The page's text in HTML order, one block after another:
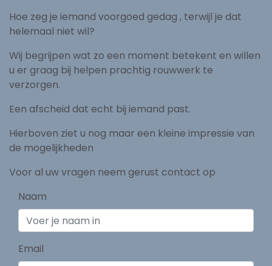
Hoe zeg je iemand voorgoed gedag , terwijl je dat
helemaal niet wil?
Wij begrijpen wat zo een moment betekent en willen
u er graag bij helpen prachtig rouwwerk te
verzorgen.
Een afscheid dat echt bij iemand past.
Hierboven ziet u nog maar een kleine impressie van
de mogelijkheden
Voor al uw vragen neem gerust contact op
Naam
Email